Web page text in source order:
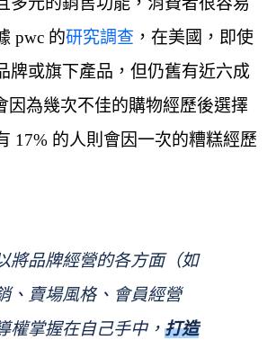
pwc 的研究調查 ，在美國，即使
牌或旗下產品，但仍舊有近六成
因為幾次不佳的購物經歷後選擇
17% 的人則會因一次的糟糕經歷
將品牌經營的各方面（如
、賣場風格、會員經營
權掌握在自己手中， 打造